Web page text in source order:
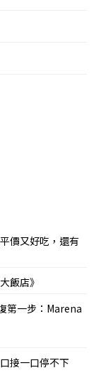
價又好吃，還有
飯店》
第一步：Marena
接一口停不下